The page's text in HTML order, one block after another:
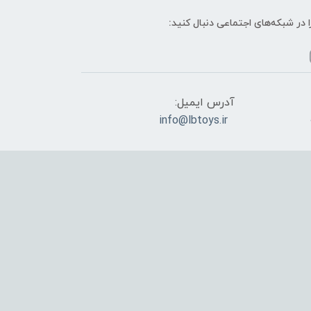
در شبکه‌های اجتماعی دنبال کنید:
آدرس ایمیل:
info@lbtoys.ir